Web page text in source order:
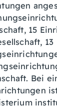
15
13
Bei